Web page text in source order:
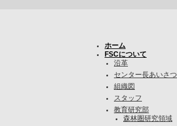
ホーム
FSCについて
沿革
センター長あいさつ
組織図
スタッフ
教育研究部
森林圏研究領域